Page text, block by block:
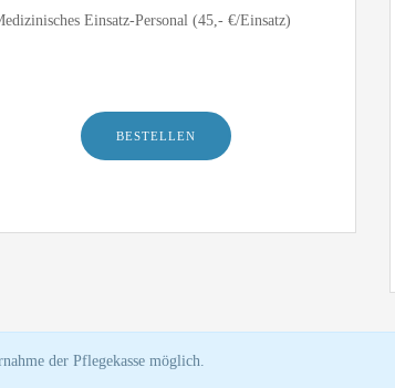
Einsatz-Personal (45,- €/Einsatz)
BESTELLEN
der Pflegekasse möglich.